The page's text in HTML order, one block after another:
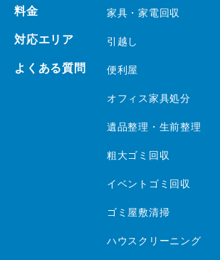
料金
対応エリア
よくある質問
家具・家電回収
引越し
便利屋
オフィス家具処分
遺品整理・生前整理
粗大ゴミ回収
イベントゴミ回収
ゴミ屋敷清掃
ハウスクリーニング